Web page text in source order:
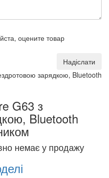
оцените товар
Надіслати
G63 з
Bluetooth
немає у продажу